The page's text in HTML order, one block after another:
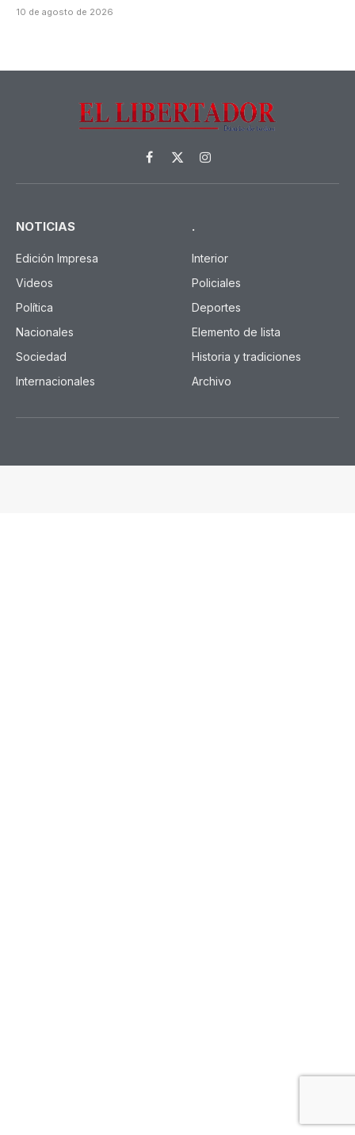
10 de agosto de 2026
Facebook
X
(Twitter)
Instagram
NOTICIAS
Edición Impresa
Videos
Política
Nacionales
Sociedad
Internacionales
.
Interior
Policiales
Deportes
Elemento de lista
Historia y tradiciones
Archivo